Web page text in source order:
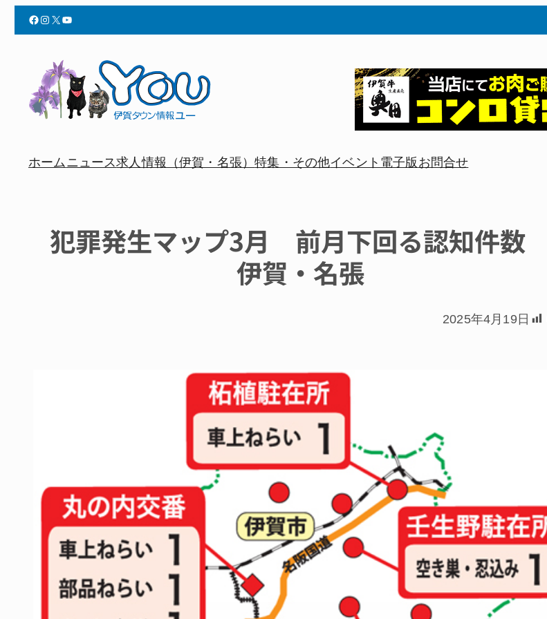
Facebook Instagram X YouTube
ホームニュース求人情報（伊賀・名張）特集・その他イベント 電子版 お問合せ
犯罪発生マップ3月 前月下回る認知件数
伊賀・名張
2025年4月19日